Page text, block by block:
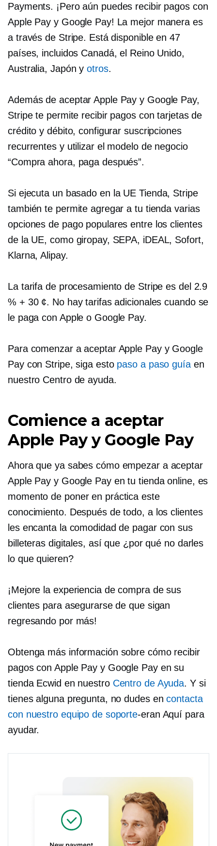
Payments. ¡Pero aún puedes recibir pagos con
Apple Pay y Google Pay! La mejor manera es
a través de Stripe. Está disponible en 47
países, incluidos Canadá, el Reino Unido,
Australia, Japón yotros.
Además de aceptar Apple Pay y Google Pay,
Stripe te permite recibir pagos con tarjetas de
crédito y débito, configurar suscripciones
recurrentes y utilizar el modelo de negocio
“Compra ahora, paga después”.
Si ejecuta un basado en la UE Tienda, Stripe
también te permite agregar a tu tienda varias
opciones de pago populares entre los clientes
de la UE, como giropay, SEPA, iDEAL, Sofort,
Klarna, Alipay.
La tarifa de procesamiento de Stripe es del 2.9
% + 30 ¢. No hay tarifas adicionales cuando se
le paga con Apple o Google Pay.
Para comenzar a aceptar Apple Pay y Google
Pay con Stripe, siga esto paso a paso guíaen
nuestro Centro de ayuda.
Comience a aceptar
Apple Pay y Google Pay
Ahora que ya sabes cómo empezar a aceptar
Apple Pay y Google Pay en tu tienda online, es
momento de poner en práctica este
conocimiento. Después de todo, a los clientes
les encanta la comodidad de pagar con sus
billeteras digitales, así que ¿por qué no darles
lo que quieren?
¡Mejore la experiencia de compra de sus
clientes para asegurarse de que sigan
regresando por más!
Obtenga más información sobre cómo recibir
pagos con Apple Pay y Google Pay en su
tienda Ecwid en nuestro Centro de Ayuda. Y si
tienes alguna pregunta, no dudes encontacta
con nuestro equipo de soporte-eran Aquí para
ayudar.